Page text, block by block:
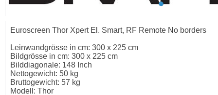
Euroscreen Thor Xpert El. Smart, RF Remote No borders
Leinwandgrösse in cm: 300 x 225 cm
Bildgrösse in cm: 300 x 225 cm
Bilddiagonale: 148 Inch
Nettogewicht: 50 kg
Bruttogewicht: 57 kg
Modell: Thor